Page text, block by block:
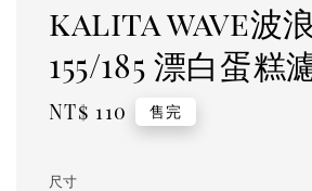
kalita wave波
155/185 漂白蛋糕
Regular
NT$ 110 售完
尺寸